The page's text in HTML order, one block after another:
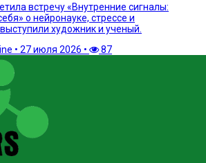
встречу «Внутренние сигналы:
о нейронауке, стрессе и
художник и ученый.
• 27 июля 2026 • 87